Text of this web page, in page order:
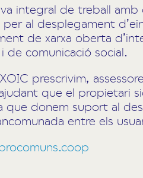
integral de treball
per al desplegament
de xarxa oberta
de comunicació social.
prescrivim,
que el propietari
que donem suport al
entre els